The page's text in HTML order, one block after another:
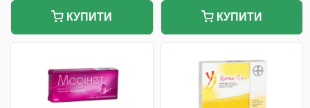
КУПИТИ КУПИТИ